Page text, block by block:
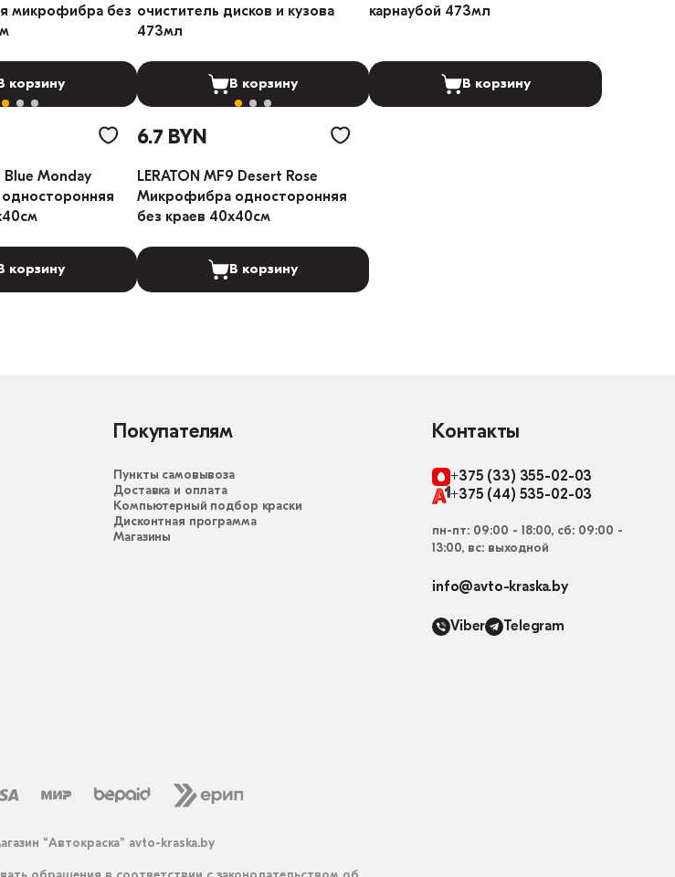
микрофибра без
В корзину
очиститель дисков и кузова
473мл
В корзину
карнаубой 473мл
В корзину
Blue Monday
В корзину
6.7 BYN
LERATON MF9 Desert Rose
Микрофибра односторонняя
без краев 40x40cм
В корзину
Покупателям
Пункты самовывоза
Доставка и оплата
Компьютерный подбор краски
Дисконтная программа
Магазины
Контакты
+375 (33) 355-02-03
+375 (44) 535-02-03
пн-пт: 09:00 - 18:00, сб: 09:00 -
13:00, вс: выходной
info@avto-kraska.by
Viber Telegram
“Автокраска” avto-kraska.by